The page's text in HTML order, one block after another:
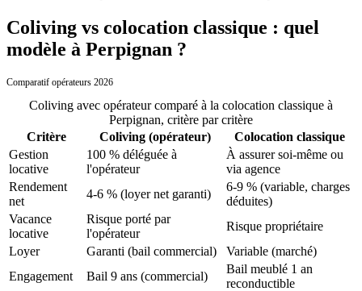
Coliving vs colocation classique : quel
modèle à Perpignan ?
Comparatif opérateurs 2026
Coliving avec opérateur comparé à la colocation classique à
Perpignan, critère par critère
Critère
Coliving (opérateur)
Colocation classique
Gestion
locative
100 % déléguée à
l'opérateur
À assurer soi-même ou
via agence
Rendement
net
4-6 % (loyer net garanti)
6-9 % (variable, charges
déduites)
Vacance
locative
Risque porté par
l'opérateur
Risque propriétaire
Loyer
Garanti (bail commercial)
Variable (marché)
Engagement
Bail 9 ans (commercial)
Bail meublé 1 an
reconductible